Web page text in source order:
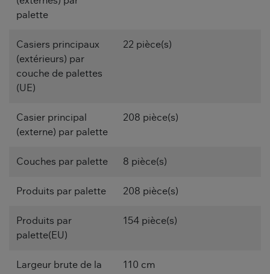
palette
Casiers principaux
(extérieurs) par
couche de palettes
(UE)
22 pièce(s)
Casier principal
(externe) par palette
208 pièce(s)
Couches par palette 8 pièce(s)
Produits par palette 208 pièce(s)
Produits par
palette(EU)
154 pièce(s)
Largeur brute de la
110 cm